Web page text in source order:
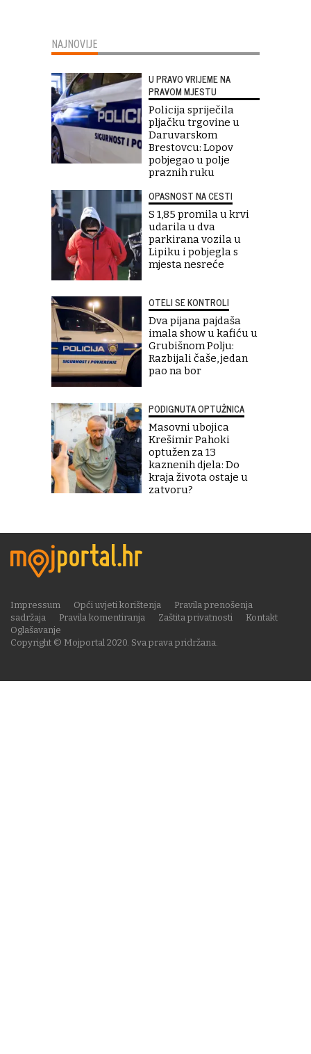
NAJNOVIJE
U PRAVO VRIJEME NA
PRAVOM MJESTU
Policija spriječila
pljačku trgovine u
Daruvarskom
Brestovcu: Lopov
pobjegao u polje
praznih ruku
OPASNOST NA CESTI
S 1,85 promila u krvi
udarila u dva
parkirana vozila u
Lipiku i pobjegla s
mjesta nesreće
OTELI SE KONTROLI
Dva pijana pajdaša
imala show u kafiću u
Grubišnom Polju:
Razbijali čaše, jedan
pao na bor
PODIGNUTA OPTUŽNICA
Masovni ubojica
Krešimir Pahoki
optužen za 13
kaznenih djela: Do
kraja života ostaje u
zatvoru?
Copyright © Mojportal 2020. Sva prava pridržana.
Impressum Opći uvjeti korištenja
Pravila prenošenja
sadržaja
Pravila komentiranja Zaštita privatnosti
Kontakt
Oglašavanje